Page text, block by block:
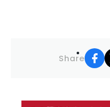
各種印刷物デザイン
Share